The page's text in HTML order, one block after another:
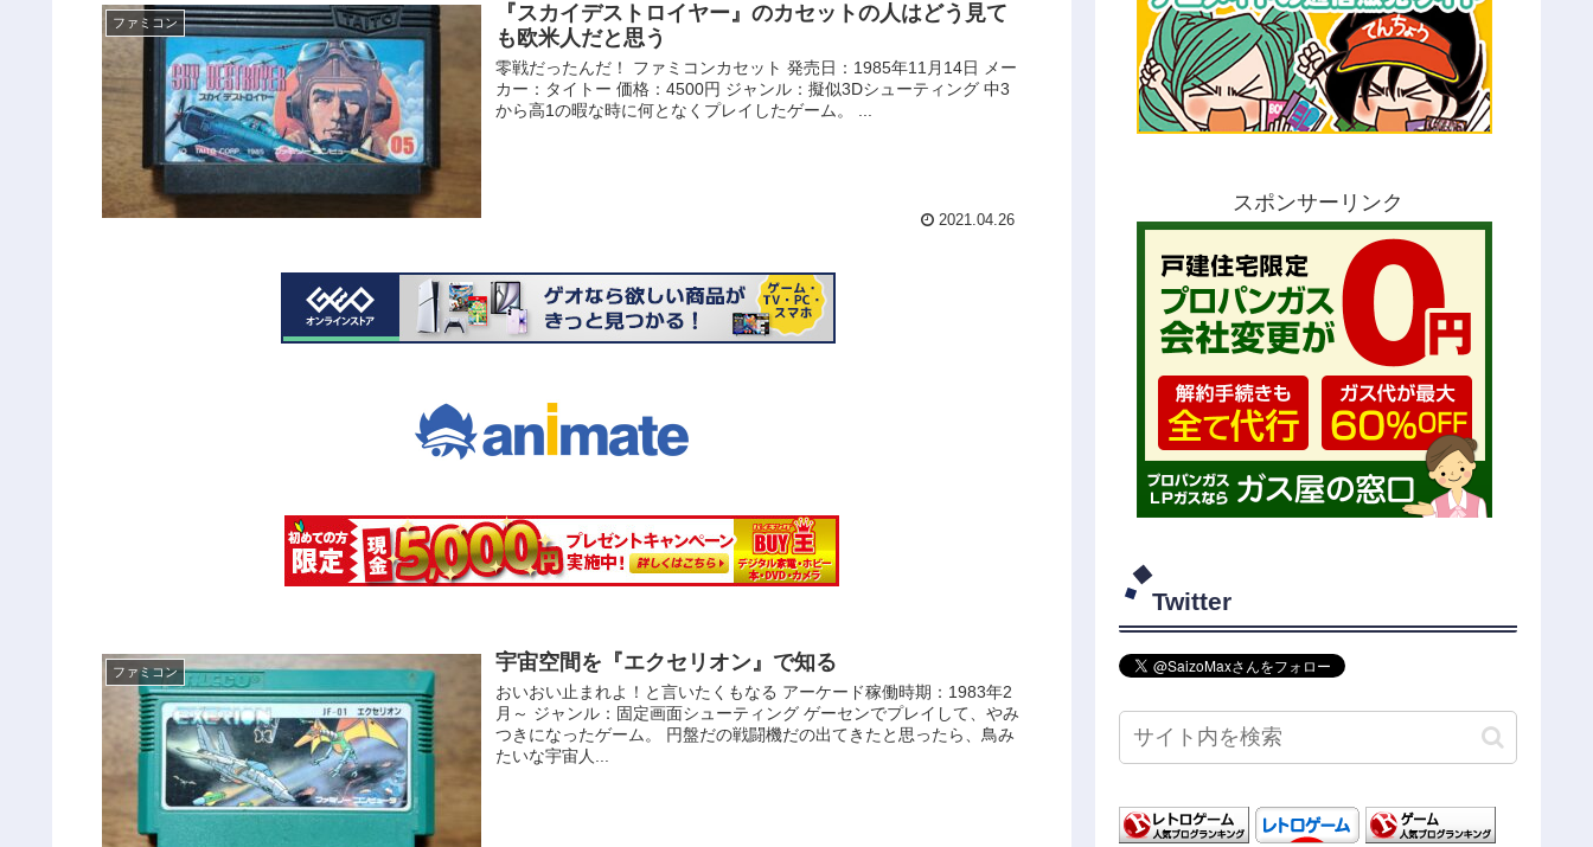
ファミコン
『スカイデストロイヤー』のカセットの人はどう見て
も欧米人だと思う
零戦だったんだ！ ファミコンカセット 発売日：1985年11月14日 メー
カー：タイトー 価格：4500円 ジャンル：擬似3Dシューティング 中3
から高1の暇な時に何となくプレイしたゲーム。 ...
2021.04.26
ファミコン 宇宙空間を『エクセリオン』で知る
おいおい止まれよ！と言いたくもなる アーケード稼働時期：1983年2
月～ ジャンル：固定画面シューティング ゲーセンでプレイして、やみ
つきになったゲーム。 円盤だの戦闘機だの出てきたと思ったら、鳥み
たいな宇宙人...
スポンサーリンク
Twitter